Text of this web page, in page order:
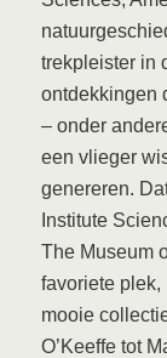
trekpleister in
ontdekkingen
– onder
een vlieger
genereren.
Institute
The Museum
favoriete plek,
mooie
O’Keeffe tot